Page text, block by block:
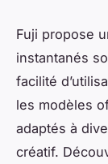
Fuji propose
instantanés
facilité
les modèles
adaptés à
créatif.